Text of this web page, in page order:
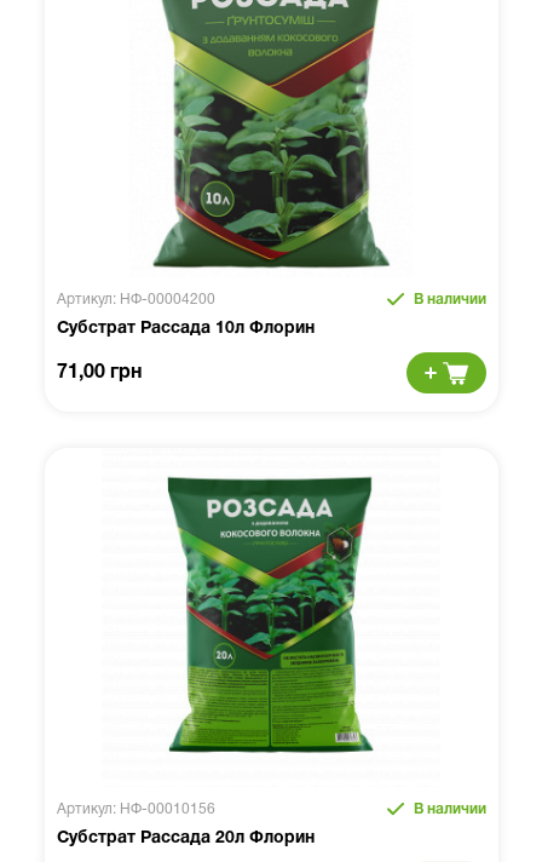
Артикул: НФ-00004200 В наличии
Субстрат Рассада 10л Флорин
71,00 грн
Артикул: НФ-00010156 В наличии
Субстрат Рассада 20л Флорин